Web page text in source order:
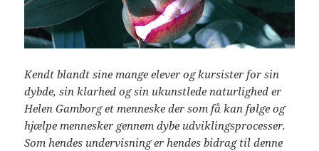
Kendt blandt sine mange elever og kursister for sin
dybde, sin klarhed og sin ukunstlede naturlighed er
Helen Gamborg et menneske der som få kan følge og
hjælpe mennesker gennem dybe udviklingsprocesser.
Som hendes undervisning er hendes bidrag til denne